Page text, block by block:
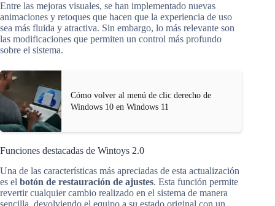
Entre las mejoras visuales, se han implementado nuevas
animaciones y retoques que hacen que la experiencia de uso
sea más fluida y atractiva. Sin embargo, lo más relevante son
las modificaciones que permiten un control más profundo
sobre el sistema.
Cómo volver al menú de clic derecho de
Windows 10 en Windows 11
Funciones destacadas de Wintoys 2.0
Una de las características más apreciadas de esta actualización
es el botón de restauración de ajustes. Esta función permite
revertir cualquier cambio realizado en el sistema de manera